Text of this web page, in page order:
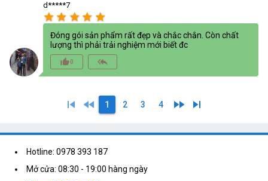
d*****7
star star star star star
Đóng gói sản phẩm rất đẹp và chắc chắn. Còn chất
lượng thì phải trải nghiệm mới biết đc
thumb_up_alt0 reply_all
skip_previous fast_rewind 1 2 3 4 fast_forward skip_next
Hotline: 0978 393 187
Mở cửa: 08:30 - 19:00 hàng ngày